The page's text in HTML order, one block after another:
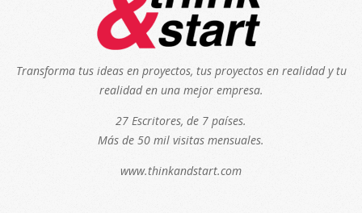
Transforma tus ideas en proyectos, tus proyectos en realidad y tu
realidad en una mejor empresa.
27 Escritores, de 7 países.
Más de 50 mil visitas mensuales.
www.thinkandstart.com